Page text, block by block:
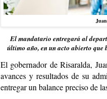
El mandatario entregará al
último año, en un acto abierto
El gobernador de Risaralda,
avances y resultados de su
entregar un balance preciso de